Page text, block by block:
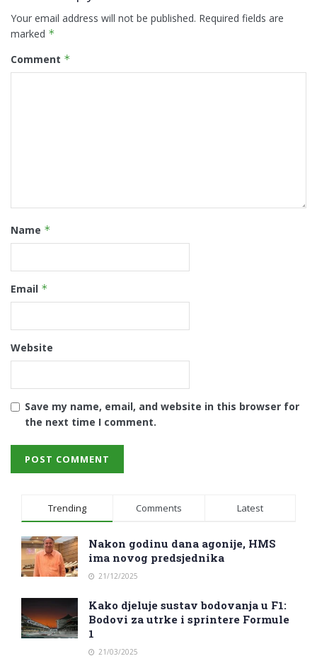
Your email address will not be published. Required fields are
marked *
Comment *
Name *
Email *
Website
Save my name, email, and website in this browser for
the next time I comment.
Trending Comments Latest
Nakon godinu dana agonije, HMS
ima novog predsjednika
21/12/2025
Kako djeluje sustav bodovanja u F1:
Bodovi za utrke i sprintere Formule
1
21/03/2025